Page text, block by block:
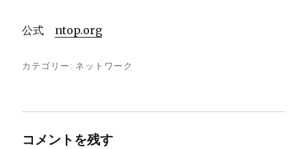
公式 ntop.org
カテゴリー: ネットワーク
コメントを残す